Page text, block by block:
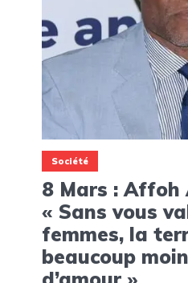
Société
8 Mars :
« Sans vous
femmes, la
beaucoup